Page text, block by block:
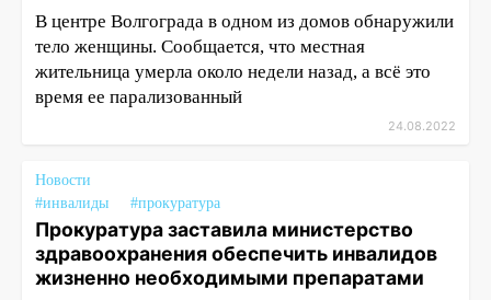
В центре Волгограда в одном из домов обнаружили
тело женщины. Сообщается, что местная
жительница умерла около недели назад, а всё это
время ее парализованный
24.08.2022
Новости
#инвалиды
#прокуратура
Прокуратура заставила министерство
здравоохранения обеспечить инвалидов
жизненно необходимыми препаратами